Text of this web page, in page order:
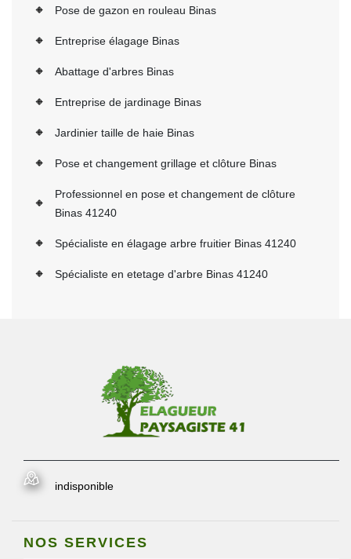
Pose de gazon en rouleau Binas
Entreprise élagage Binas
Abattage d'arbres Binas
Entreprise de jardinage Binas
Jardinier taille de haie Binas
Pose et changement grillage et clôture Binas
Professionnel en pose et changement de clôture
Binas 41240
Spécialiste en élagage arbre fruitier Binas 41240
Spécialiste en etetage d'arbre Binas 41240
indisponible
NOS SERVICES